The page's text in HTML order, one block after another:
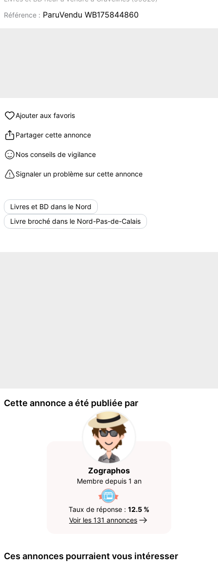
Référence : ParuVendu WB175844860
Ajouter aux favoris
Partager cette annonce
Nos conseils de vigilance
Signaler un problème sur cette annonce
Livres et BD dans le Nord
Livre broché dans le Nord-Pas-de-Calais
Cette annonce a été publiée par
Zographos
Membre depuis 1 an
Taux de réponse : 12.5 %
Voir les 131 annonces
Ces annonces pourraient vous intéresser